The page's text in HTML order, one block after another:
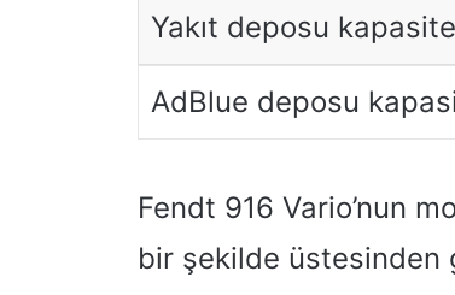
Yakıt deposu
AdBlue deposu
Fendt 916 Vario’nun
bir şekilde üstesinden